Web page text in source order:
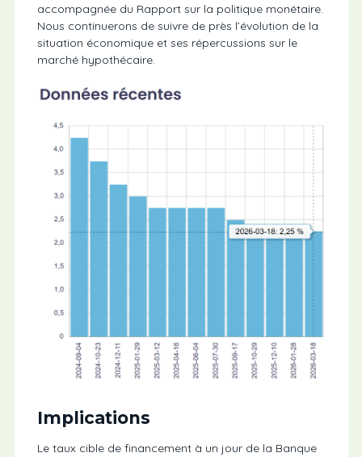
accompagnée du Rapport sur la politique monétaire.
Nous continuerons de suivre de près l’évolution de la
situation économique et ses répercussions sur le
marché hypothécaire.
Implications
Le taux cible de financement à un jour de la Banque